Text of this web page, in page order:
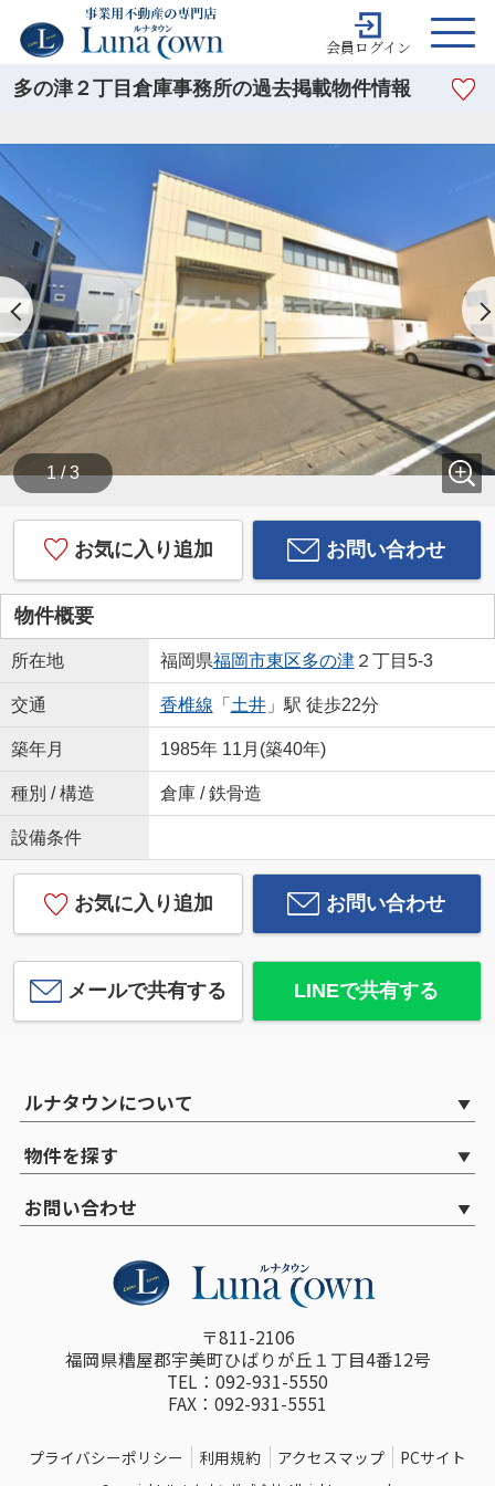
会員ログイン
多の津２丁目倉庫事務所の過去掲載物件情報
1 / 3
お気に入り追加 お問い合わせ
物件概要
所在地 福岡県福岡市東区多の津２丁目5-3
交通 香椎線 「 土井」駅 徒歩22分
築年月 1985年 11月(築40年)
種別 / 構造 倉庫 / 鉄骨造
設備条件
お気に入り追加 お問い合わせ
メールで共有する LINEで共有する
ルナタウンについて
物件を探す
お問い合わせ
〒811-2106
福岡県糟屋郡宇美町ひばりが丘１丁目4番12号
TEL：092-931-5550
FAX：092-931-5551
プライバシーポリシー 利用規約 アクセスマップ PCサイト